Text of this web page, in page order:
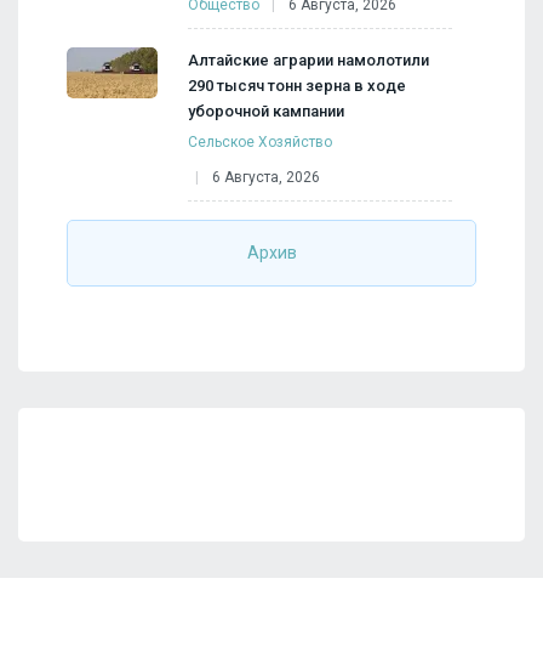
Общество 6 Августа, 2026
Алтайские аграрии намолотили
290 тысяч тонн зерна в ходе
уборочной кампании
Сельское Хозяйство
6 Августа, 2026
Архив